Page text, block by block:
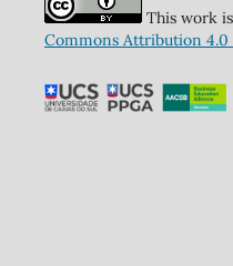
This work
Commons Attribution